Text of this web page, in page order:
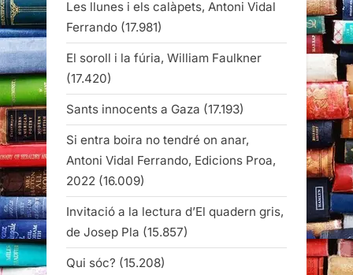
Les llunes i els calàpets, Antoni Vidal
Ferrando (17.981)
El soroll i la fúria, William Faulkner
(17.420)
Sants innocents a Gaza (17.193)
Si entra boira no tendré on anar,
Antoni Vidal Ferrando, Edicions Proa,
2022 (16.009)
Invitació a la lectura d’El quadern gris,
de Josep Pla (15.857)
Qui sóc? (15.208)